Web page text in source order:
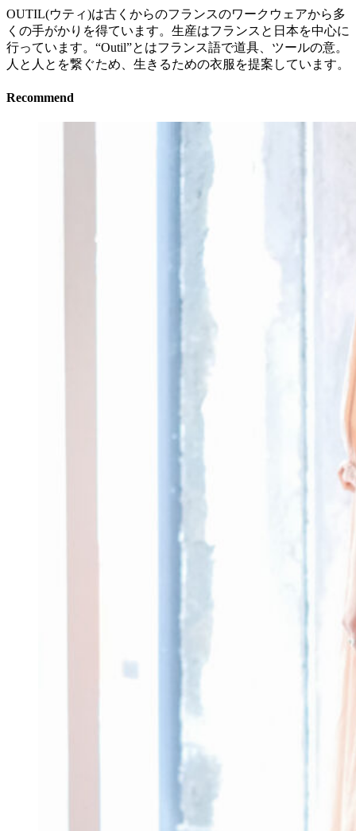
OUTIL(ウティ)は古くからのフランスのワークウェアから多
くの手がかりを得ています。生産はフランスと日本を中心に
行っています。“Outil”とはフランス語で道具、ツールの意。
人と人とを繋ぐため、生きるための衣服を提案しています。
Recommend